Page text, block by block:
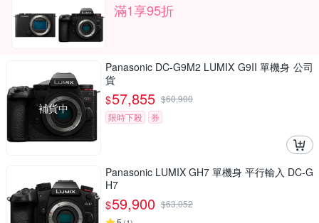
滿1享95折
補貨中
Panasonic DC-G9M2 LUMIX G9II 單機身 公司
貨
$57,855 $60,900
限時下殺
券
Panasonic LUMIX GH7 單機身 平行輸入 DC-G
H7
$59,900 $63,052